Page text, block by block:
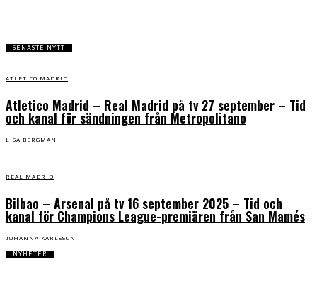
SENASTE NYTT
ATLETICO MADRID
Atletico Madrid – Real Madrid på tv 27 september – Tid
och kanal för sändningen från Metropolitano
LISA BERGMAN
REAL MADRID
Bilbao – Arsenal på tv 16 september 2025 – Tid och
kanal för Champions League-premiären från San Mamés
JOHANNA KARLSSON
NYHETER